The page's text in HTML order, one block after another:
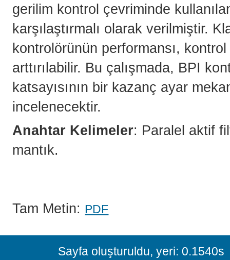
gerilim kontrol çevriminde
karşılaştırmalı olarak verilmiştir.
kontrolörünün performansı,
arttırılabilir. Bu çalışmada, BPI
katsayısının bir kazanç ayar
incelenecektir.
Anahtar Kelimeler: Paralel aktif
mantık.
Tam Metin: PDF
Sayfa oluşturuldu, yeri: 0.1540s